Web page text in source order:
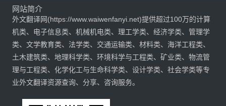
网站简介
外文翻译网(https://www.waiwenfanyi.net)提供超过100万的计算
机类、电子信息类、机械机电类、理工学类、经济学类、管理学
类、文学教育类、法学类、交通运输类、材料类、海洋工程类、
土木建筑类、地理科学类、环境科学与工程类、矿业类、物流管
理与工程类、化学化工与生命科学类、设计学类、社会学类等专
业外文翻译资源查询、分享、咨询服务。